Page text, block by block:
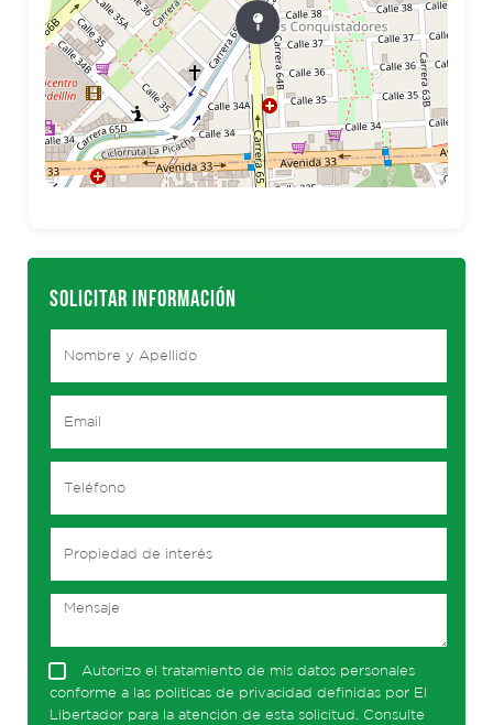
SOLICITAR INFORMACIÓN
Autorizo el tratamiento de mis datos personales
conforme a las politicas de privacidad definidas por El
Libertador para la atención de esta solicitud. Consulte